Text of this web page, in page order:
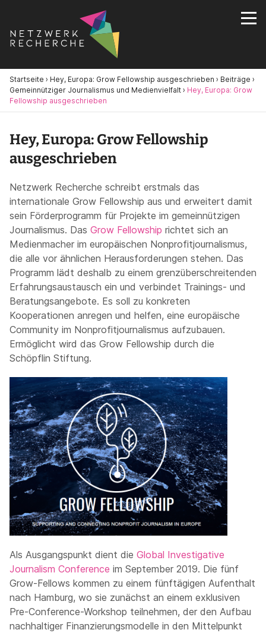
Startseite › Hey, Europa: Grow Fellowship ausgeschrieben › Beiträge ›
Gemeinnütziger Journalismus und Medienvielfalt › Hey, Europa: Grow
Fellowship ausgeschrieben
Hey, Europa: Grow Fellowship
ausgeschrieben
Netzwerk Recherche schreibt erstmals das
internationale Grow Fellowship aus und erweitert damit
sein Förderprogramm für Projekte im gemeinnützigen
Journalismus. Das Grow Fellowship richtet sich an
Medienmacher im europäischen Nonprofitjournalismus,
die alle vor ähnlichen Herausforderungen stehen. Das
Programm lädt deshalb zu einem grenzüberschreitenden
Erfahrungsaustausch ein und verbindet Trainings- und
Beratungsangebote. Es soll zu konkreten
Kooperationen anregen und helfen, eine europäische
Community im Nonprofitjournalismus aufzubauen.
Ermöglicht wird das Grow Fellowship durch die
Schöpflin Stiftung.
Als Ausgangspunkt dient die Global Investigative
Journalism Conference im September 2019. Die fünf
Grow-Fellows kommen zu einem fünftägigen Aufenthalt
nach Hamburg, wo sie zunächst an einem exklusiven
Pre-Conference-Workshop teilnehmen, der den Aufbau
nachhaltiger Finanzierungsmodelle in den Mittelpunkt